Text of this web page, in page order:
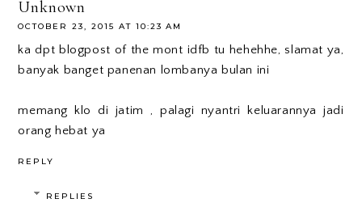
Unknown
OCTOBER 23, 2015 AT 10:23 AM
ka dpt blogpost of the mont idfb tu hehehhe, slamat ya,
banyak banget panenan lombanya bulan ini
memang klo di jatim , palagi nyantri keluarannya jadi
orang hebat ya
REPLY
REPLIES